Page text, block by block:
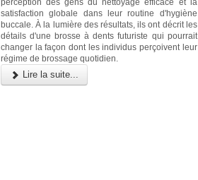
satisfaction globale dans leur routine d'hygiène
buccale. À la lumière des résultats, ils ont décrit les
détails d'une brosse à dents futuriste qui pourrait
changer la façon dont les individus perçoivent leur
régime de brossage quotidien.
Lire la suite...